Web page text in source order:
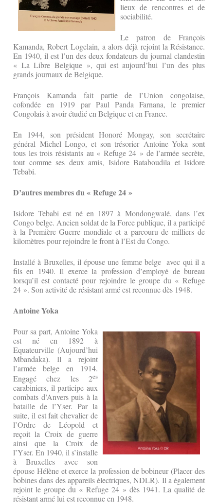
lieux de rencontres et de
sociabilité.
Le patron de François
Kamanda, Robert Logelain, a alors déjà rejoint la Résistance.
En 1940, il est l’un des deux fondateurs du journal clandestin
« La Libre Belgique », qui est aujourd’hui l’un des plus
grands journaux de Belgique.
François Kamanda fait partie de l’Union congolaise,
cofondée en 1919 par Paul Panda Farnana, le premier
Congolais à avoir étudié en Belgique et en France.
En 1944, son président Honoré Mongay, son secrétaire
général Michel Longo, et son trésorier Antoine Yoka sont
tous les trois résistants au « Refuge 24 » de l’armée secrète,
tout comme ses deux amis, Isidore Bataboudila et Isidore
Tebabi.
D’autres membres du « Refuge 24 »
Isidore Tebabi est né en 1897 à Mondongwalé, dans l’ex
Congo belge. Ancien soldat de la Force publique, il a participé
à la Première Guerre mondiale et a parcouru de milliers de
kilomètres pour rejoindre le front à l’Est du Congo.
Installé à Bruxelles, il épouse une femme belge avec qui il a
fils en 1940. Il exerce la profession d’employé de bureau
lorsqu’il est contacté pour rejoindre le groupe du « Refuge
24 ». Son activité de résistant armé est reconnue dès 1948.
Antoine Yoka
Pour sa part, Antoine Yoka
est né en 1892 à
Equateurville (Aujourd’hui
Mbandaka). Il a rejoint
l’armée belge en 1914.
Engagé chez les 2es
carabiniers, il participe aux
combats d’Anvers puis à la
bataille de l’Yser. Par la
suite, il est fait chevalier de
l’Ordre de Léopold et
reçoit la Croix de guerre
ainsi que la Croix de
l’Yser. En 1940, il s’installe
à Bruxelles avec son
épouse Hélène et exerce la profession de bobineur (Placer des
bobines dans des appareils électriques, NDLR). Il a également
rejoint le groupe du « Refuge 24 » dès 1941. La qualité de
résistant armé lui est reconnue en 1948.